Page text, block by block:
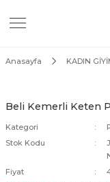
Anasayfa KADIN
Beli Kemerli Keten
Kategori
Stok Kodu
Fiyat